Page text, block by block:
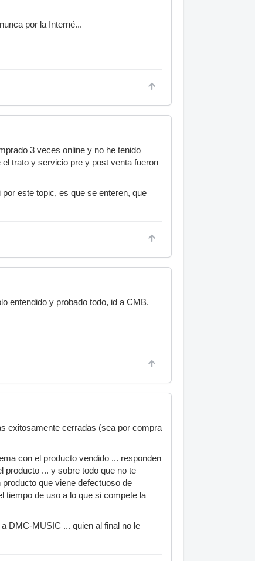
por la Interné...
3 veces online y no he tenido
trato y servicio pre y post venta fueron
este topic, es que se enteren, que
entendido y probado todo, id a CMB.
exitosamente cerradas (sea por compra
con el producto vendido ... responden
producto ... y sobre todo que no te
que viene defectuoso de
tiempo de uso a lo que si compete la
DMC-MUSIC ... quien al final no le